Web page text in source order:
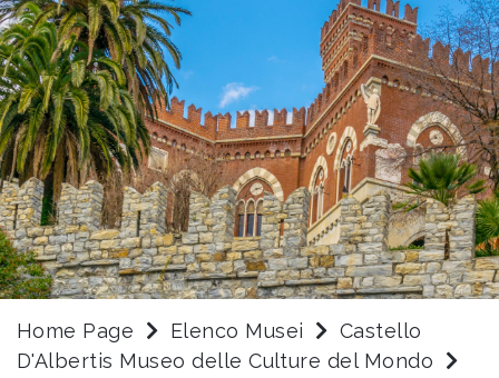
Home Page Elenco Musei
Castello
D'Albertis Museo delle Culture del Mondo